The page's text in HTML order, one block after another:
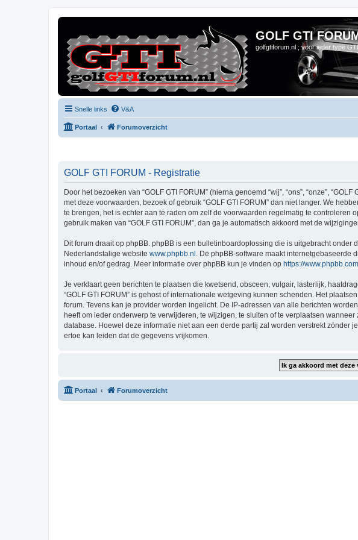
GOLF GTI
golfgtiforum.nl ; voor ieder type
Snelle links V&A
Portaal Forumoverzicht
GOLF GTI FORUM - Registratie
Door het bezoeken van “GOLF GTI FORUM” (hierna genoemd “wij”, “ons”, “onze”,
met deze voorwaarden, bezoek of gebruik “GOLF GTI FORUM” dan niet langer. We
te brengen, het is echter aan te raden om zelf de voorwaarden regelmatig te controleren
gebruik maken van “GOLF GTI FORUM”, dan ga je automatisch akkoord met de
Dit forum draait op phpBB. phpBB is een bulletinboardoplossing die is uitgebracht onder
Nederlandstalige website www.phpbb.nl . De phpBB-software maakt
inhoud en/of gedrag. Meer informatie over phpBB kun je vinden op https://
Je verklaart geen berichten te plaatsen die kwetsend, obsceen, vulgair, lasterlijk,
“GOLF GTI FORUM” is gehost of internationale wetgeving kunnen schenden. Het
forum. Tevens kan je provider worden ingelicht. De IP-adressen van alle berichten
heeft om ieder onderwerp te verwijderen, te wijzigen, te sluiten of te verplaatsen
database. Hoewel deze informatie niet aan een derde partij zal worden verstrekt zónder
ertoe kan leiden dat de gegevens vrijkomen.
Portaal Forumoverzicht